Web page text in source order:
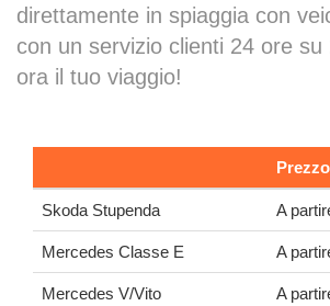
direttamente in spiaggia con
con un servizio clienti 24 ore
ora il tuo viaggio!
Prezzo
Skoda Stupenda A
Mercedes Classe E A
Mercedes V/Vito A